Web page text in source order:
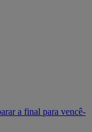
a final para vencê-